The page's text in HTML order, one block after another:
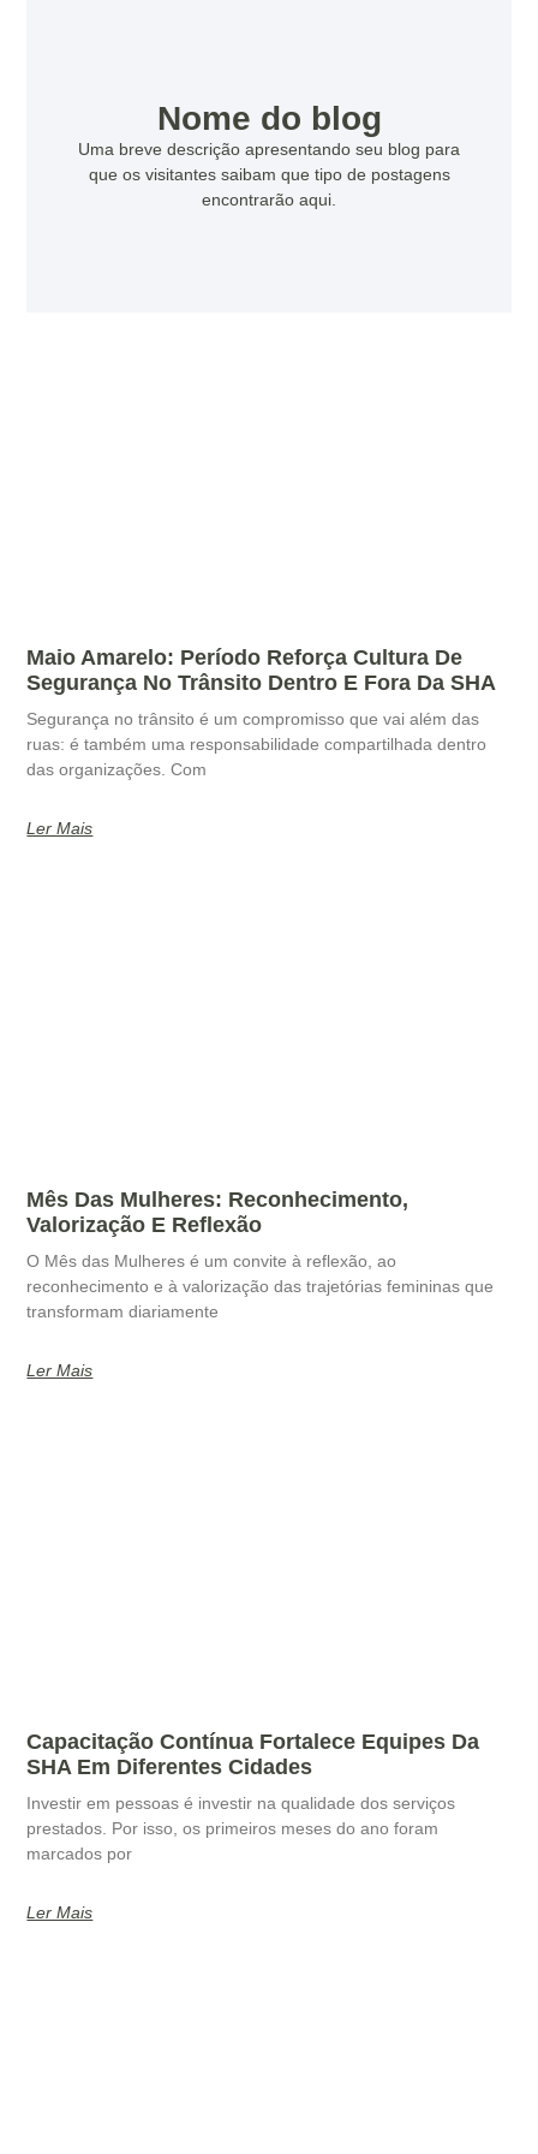
Nome do blog
Uma breve descrição apresentando seu blog para
que os visitantes saibam que tipo de postagens
encontrarão aqui.
Maio Amarelo: Período Reforça Cultura De
Segurança No Trânsito Dentro E Fora Da SHA
Segurança no trânsito é um compromisso que vai além das
ruas: é também uma responsabilidade compartilhada dentro
das organizações. Com
Ler Mais
Mês Das Mulheres: Reconhecimento,
Valorização E Reflexão
O Mês das Mulheres é um convite à reflexão, ao
reconhecimento e à valorização das trajetórias femininas que
transformam diariamente
Ler Mais
Capacitação Contínua Fortalece Equipes Da
SHA Em Diferentes Cidades
Investir em pessoas é investir na qualidade dos serviços
prestados. Por isso, os primeiros meses do ano foram
marcados por
Ler Mais